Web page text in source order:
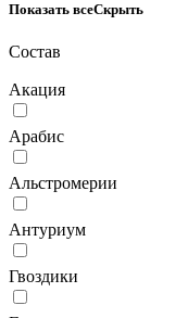
Показать всеСкрыть
Состав
Акация
Арабис
Альстромерии
Антуриум
Гвоздики